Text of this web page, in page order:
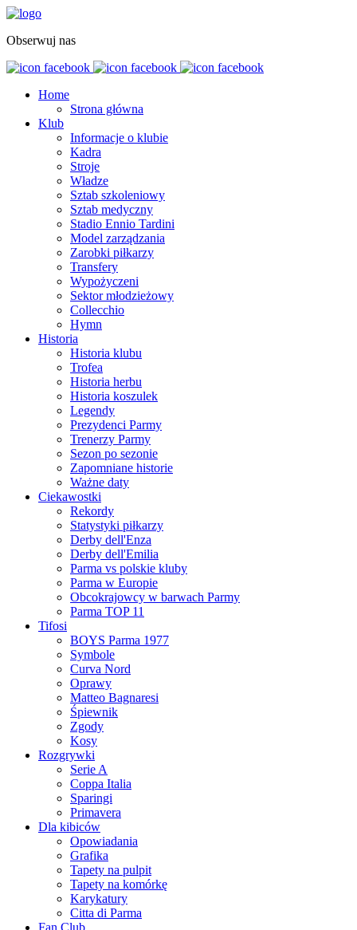
Obserwuj nas
Home
Strona główna
Klub
Informacje o klubie
Kadra
Stroje
Władze
Sztab szkoleniowy
Sztab medyczny
Stadio Ennio Tardini
Model zarządzania
Zarobki piłkarzy
Transfery
Wypożyczeni
Sektor młodzieżowy
Collecchio
Hymn
Historia
Historia klubu
Trofea
Historia herbu
Historia koszulek
Legendy
Prezydenci Parmy
Trenerzy Parmy
Sezon po sezonie
Zapomniane historie
Ważne daty
Ciekawostki
Rekordy
Statystyki piłkarzy
Derby dell'Enza
Derby dell'Emilia
Parma vs polskie kluby
Parma w Europie
Obcokrajowcy w barwach Parmy
Parma TOP 11
Tifosi
BOYS Parma 1977
Symbole
Curva Nord
Oprawy
Matteo Bagnaresi
Śpiewnik
Zgody
Kosy
Rozgrywki
Serie A
Coppa Italia
Sparingi
Primavera
Dla kibiców
Opowiadania
Grafika
Tapety na pulpit
Tapety na komórkę
Karykatury
Citta di Parma
Fan Club